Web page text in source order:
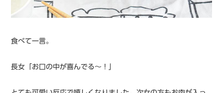
食べて一言。
長女「お口の中が喜んでる〜！」